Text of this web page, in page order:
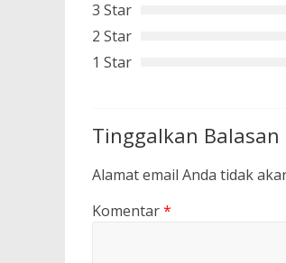
3 Star
2 Star
1 Star
Tinggalkan Balasan
Alamat email Anda tidak
Komentar*